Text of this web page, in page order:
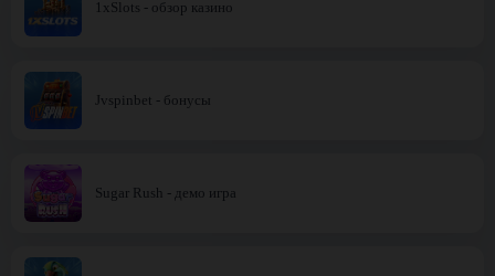
1xSlots - обзор казино
Jvspinbet - бонусы
Sugar Rush - демо игра